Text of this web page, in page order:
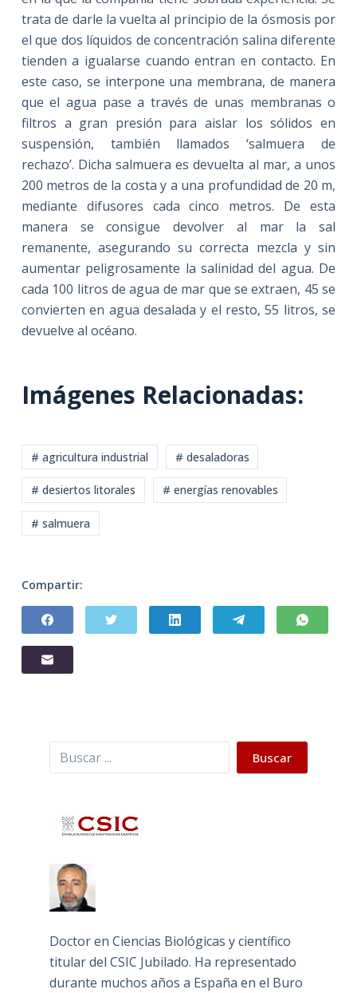
trata de darle la vuelta al principio de la ósmosis por
el que dos líquidos de concentración salina diferente
tienden a igualarse cuando entran en contacto. En
este caso, se interpone una membrana, de manera
que el agua pase a través de unas membranas o
filtros a gran presión para aislar los sólidos en
suspensión, también llamados ‘salmuera de
rechazo’. Dicha salmuera es devuelta al mar, a unos
200 metros de la costa y a una profundidad de 20 m,
mediante difusores cada cinco metros. De esta
manera se consigue devolver al mar la sal
remanente, asegurando su correcta mezcla y sin
aumentar peligrosamente la salinidad del agua. De
cada 100 litros de agua de mar que se extraen, 45 se
convierten en agua desalada y el resto, 55 litros, se
devuelve al océano.
Imágenes Relacionadas:
# agricultura industrial # desaladoras
# desiertos litorales # energías renovables
# salmuera
Compartir:
Buscar Buscar
Doctor en Ciencias Biológicas y científico
titular del CSIC Jubilado. Ha representado
durante muchos años a España en el Buro